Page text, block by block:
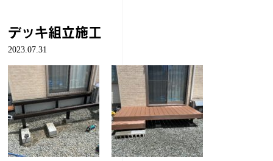
デッキ組立施工
2023.07.31